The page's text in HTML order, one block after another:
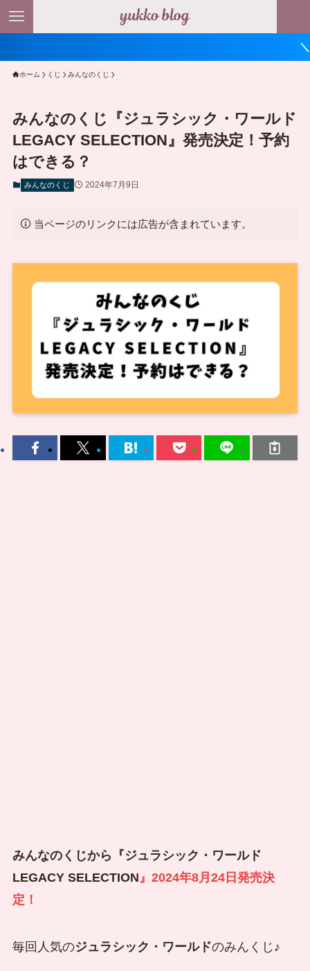
＼ ポイント
ホーム くじ みんなのくじ
みんなのくじ『ジュラシック・ワールド
LEGACY SELECTION』発売決定！予約
はできる？
みんなのくじ 2024年7月9日
当ページのリンクには広告が含まれています。
みんなのくじから『ジュラシック・ワールド
LEGACY SELECTION』2024年8月24日発売決
定！
毎回人気のジュラシック・ワールドのみんくじ♪